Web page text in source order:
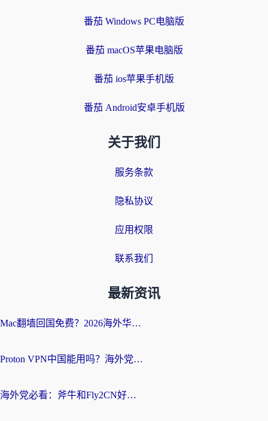
番茄 Windows PC电脑版
番茄 macOS苹果电脑版
番茄 ios苹果手机版
番茄 Android安卓手机版
关于我们
服务条款
隐私协议
应用权限
联系我们
最新资讯
Mac翻墙回国免费？2026海外华人亲测：从CCTV5直播到国内APP，这样选加速器才靠谱
Proton VPN中国能用吗？海外党选回国加速器的避坑指南（附番茄加速器实测）
海外党必看：斧牛和Fly2CN好用吗？3招教你选对回国加速器（附免费试用攻略）